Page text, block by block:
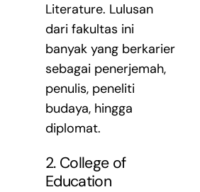
Literature. Lulusan
dari fakultas ini
banyak yang berkarier
sebagai penerjemah,
penulis, peneliti
budaya, hingga
diplomat.
2. College of
Education